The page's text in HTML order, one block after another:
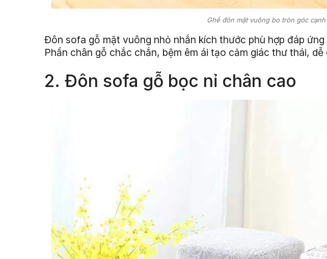
Ghế đôn mặt vuông bo tròn góc cạnh
Đôn sofa gỗ mặt vuông nhỏ nhắn kích thước phù hợp đáp
Phần chân gỗ chắc chắn, bệm êm ái tạo cảm giác thư thái,
2. Đôn sofa gỗ bọc nỉ chân cao